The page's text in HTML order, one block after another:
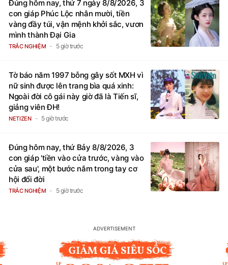
Đúng hôm nay, thứ 7 ngày 8/8/2026, 3
con giáp Phúc Lộc nhân mười, tiền
vàng đầy túi, vận mệnh khởi sắc, vươn
mình thành Đại Gia
TRẮC NGHIỆM 5 giờ trước
Tờ báo năm 1997 bỗng gây sốt MXH vì
nữ sinh được lên trang bìa quá xinh:
Ngoài đời cô gái này giờ đã là Tiến sĩ,
giảng viên ĐH!
NETIZEN 5 giờ trước
Đúng hôm nay, thứ Bảy 8/8/2026, 3
con giáp 'tiền vào cửa trước, vàng vào
cửa sau', một bước nắm trong tay cơ
hội đổi đời
TRẮC NGHIỆM 5 giờ trước